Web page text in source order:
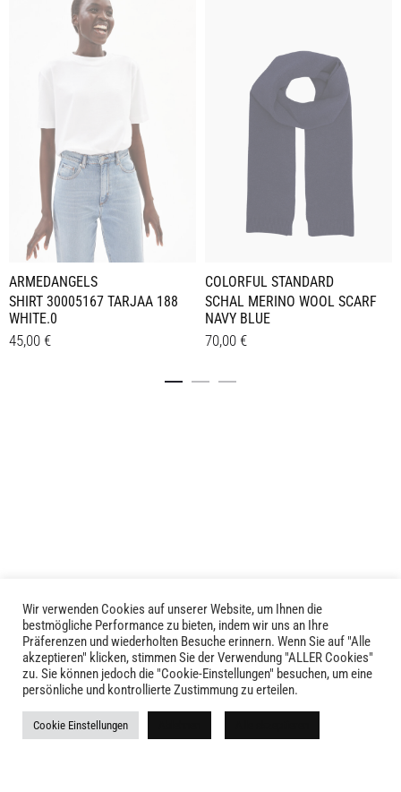
ARMEDANGELS
SHIRT 30005167 TARJAA 188
WHITE.0
45,00 €
Produktseite
gewählt
werden
COLORFUL STANDARD
SCHAL MERINO WOOL SCARF
NAVY BLUE
70,00 €
LIVID © 2024
Kontakt
Versandkosten
Wir verwenden Cookies auf unserer Website, um Ihnen die
bestmögliche Performance zu bieten, indem wir uns an Ihre
Präferenzen und wiederholten Besuche erinnern. Wenn Sie auf "Alle
akzeptieren" klicken, stimmen Sie der Verwendung "ALLER Cookies"
zu. Sie können jedoch die "Cookie-Einstellungen" besuchen, um eine
persönliche und kontrollierte Zustimmung zu erteilen.
Cookie Einstellungen